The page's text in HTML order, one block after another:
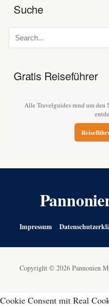
Suche
Gratis Reiseführer
Alle Travelguides rund um den
Impressum
Copyright © 2026 Pannonien
Cookie Consent mit Real